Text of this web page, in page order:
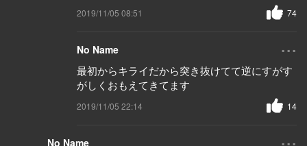
2019/11/05 08:51 74
No Name ...
最初からキライだから突き抜けてて逆にすがす
がしくおもえてきてます
2019/11/05 22:14 14
No Name ...